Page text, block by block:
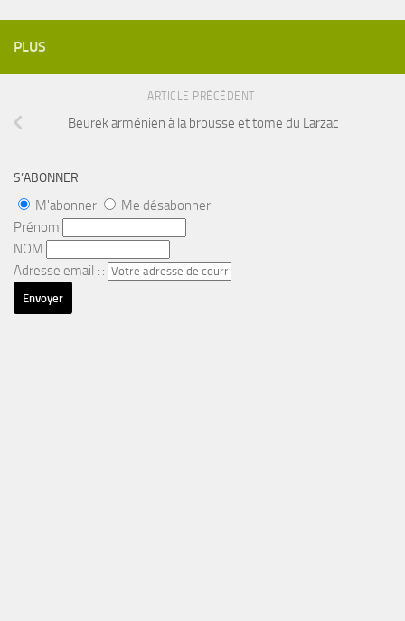
PLUS
ARTICLE PRÉCÉDENT
Beurek arménien à la brousse et tome du Larzac
S’ABONNER
M'abonner
Me désabonner
Prénom
NOM
Adresse email : :